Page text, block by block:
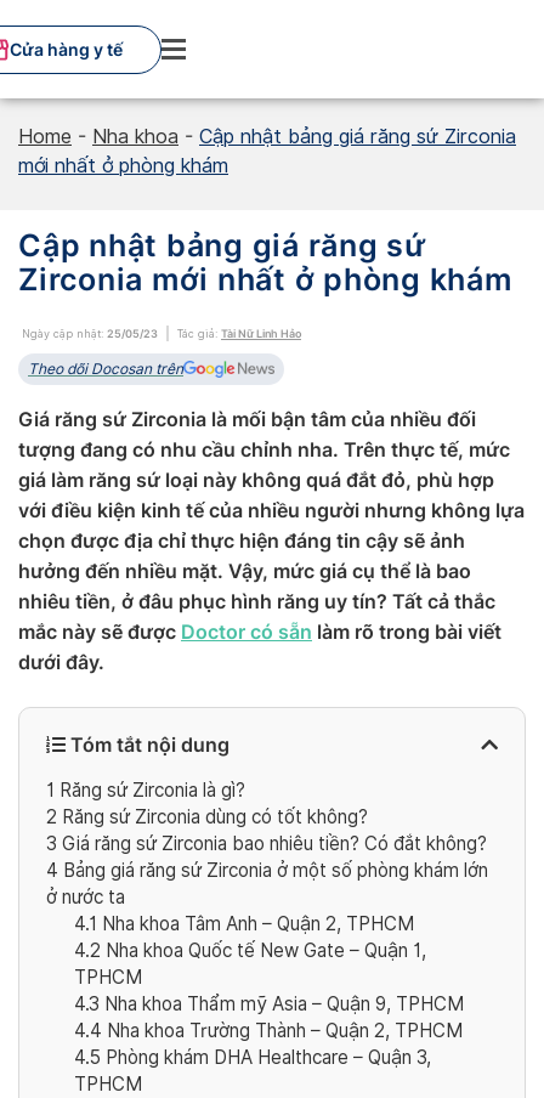
to
content
Cửa hàng y tế
Home - Nha khoa - Cập nhật bảng giá răng sứ Zirconia
mới nhất ở phòng khám
Cập nhật bảng giá răng sứ
Zirconia mới nhất ở phòng khám
Ngày cập nhật: 25/05/23 Tác giả: Tài Nữ Linh Hảo
Theo dõi Docosan trên
Giá răng sứ Zirconia là mối bận tâm của nhiều đối
tượng đang có nhu cầu chỉnh nha. Trên thực tế, mức
giá làm răng sứ loại này không quá đắt đỏ, phù hợp
với điều kiện kinh tế của nhiều người nhưng không lựa
chọn được địa chỉ thực hiện đáng tin cậy sẽ ảnh
hưởng đến nhiều mặt. Vậy, mức giá cụ thể là bao
nhiêu tiền, ở đâu phục hình răng uy tín? Tất cả thắc
mắc này sẽ được Doctor có sẵn làm rõ trong bài viết
dưới đây.
Tóm tắt nội dung
1 Răng sứ Zirconia là gì?
2 Răng sứ Zirconia dùng có tốt không?
3 Giá răng sứ Zirconia bao nhiêu tiền? Có đắt không?
4 Bảng giá răng sứ Zirconia ở một số phòng khám lớn
ở nước ta
4.1 Nha khoa Tâm Anh – Quận 2, TPHCM
4.2 Nha khoa Quốc tế New Gate – Quận 1,
TPHCM
4.3 Nha khoa Thẩm mỹ Asia – Quận 9, TPHCM
4.4 Nha khoa Trường Thành – Quận 2, TPHCM
4.5 Phòng khám DHA Healthcare – Quận 3,
TPHCM